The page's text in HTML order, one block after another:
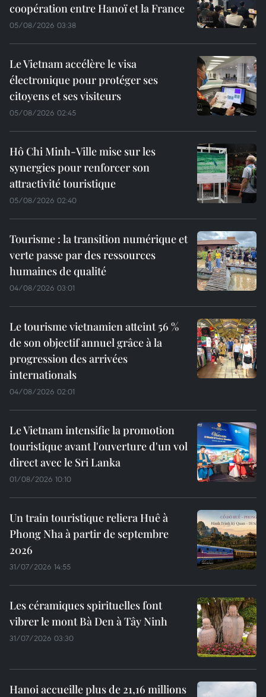
coopération entre Hanoï et la France
05/08/2026 03:38
Le Vietnam accélère le visa
électronique pour protéger ses
citoyens et ses visiteurs
05/08/2026 02:45
Hô Chi Minh-Ville mise sur les
synergies pour renforcer son
attractivité touristique
05/08/2026 02:40
Tourisme : la transition numérique et
verte passe par des ressources
humaines de qualité
04/08/2026 03:01
Le tourisme vietnamien atteint 56 %
de son objectif annuel grâce à la
progression des arrivées
internationals
04/08/2026 02:01
Le Vietnam intensifie la promotion
touristique avant l'ouverture d'un vol
direct avec le Sri Lanka
01/08/2026 10:10
Un train touristique reliera Huê à
Phong Nha à partir de septembre
2026
31/07/2026 14:55
Les céramiques spirituelles font
vibrer le mont Bà Den à Tây Ninh
31/07/2026 03:30
Hanoi accueille plus de 21,16 millions